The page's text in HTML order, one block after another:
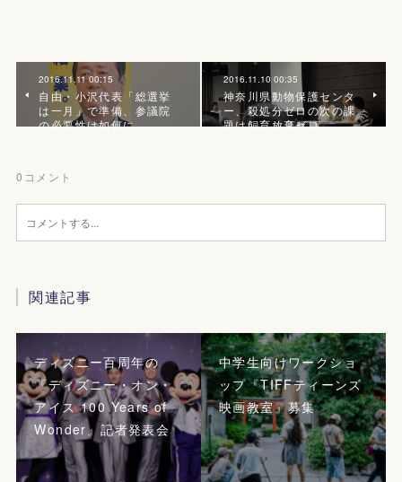
2016.11.11 00:15
自由・小沢代表「総選挙
は一月」で準備、参議院
の必要性は如何に
2016.11.10 00:35
神奈川県動物保護センタ
ー、殺処分ゼロの次の課
題は飼育放棄ゼロ
0 コメント
関連記事
ディズニー百周年の
『ディズニー・オン・
アイス 100 Years of
Wonder』記者発表会
中学生向けワークショ
ップ『TIFFティーンズ
映画教室』募集